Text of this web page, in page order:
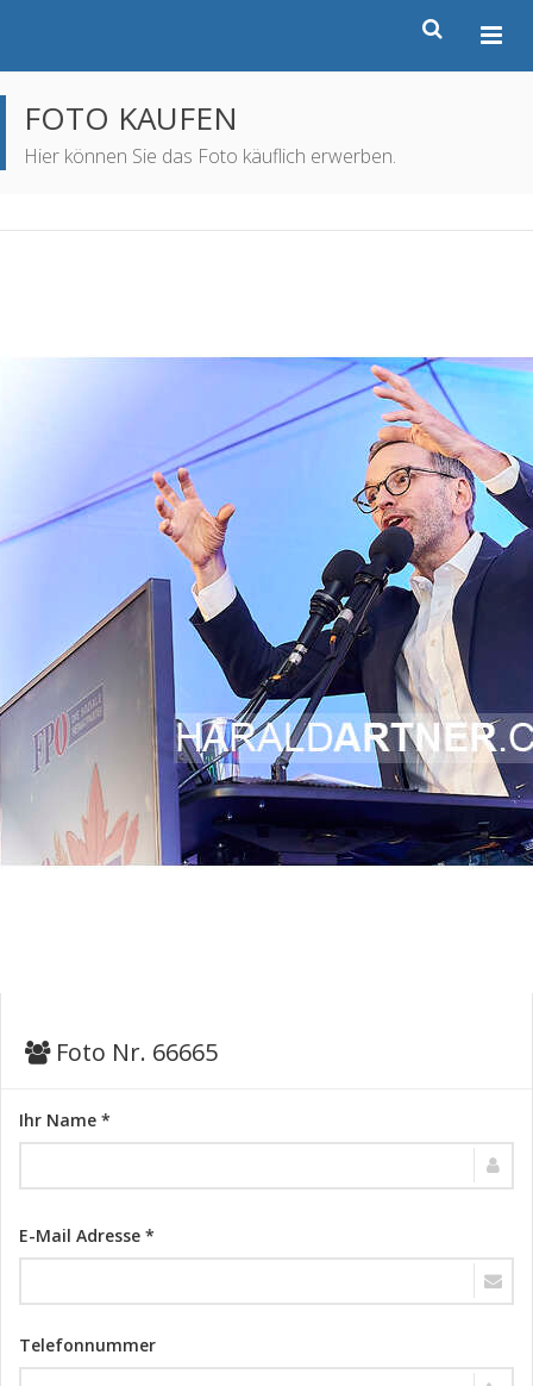
FOTO KAUFEN
Hier können Sie das Foto käuflich erwerben.
Foto Nr. 66665
Ihr Name *
E-Mail Adresse *
Telefonnummer